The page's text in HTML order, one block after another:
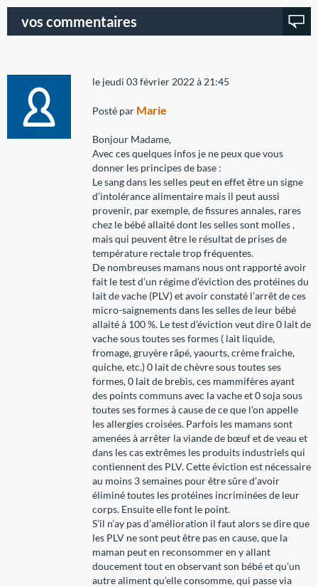
vos commentaires
le jeudi 03 février 2022 à 21:45
Posté par Marie
Bonjour Madame,
Avec ces quelques infos je ne peux que vous
donner les principes de base :
Le sang dans les selles peut en effet être un signe
d’intolérance alimentaire mais il peut aussi
provenir, par exemple, de fissures annales, rares
chez le bébé allaité dont les selles sont molles ,
mais qui peuvent être le résultat de prises de
température rectale trop fréquentes.
De nombreuses mamans nous ont rapporté avoir
fait le test d’un régime d’éviction des protéines du
lait de vache (PLV) et avoir constaté l’arrêt de ces
micro-saignements dans les selles de leur bébé
allaité à 100 %. Le test d’éviction veut dire 0 lait de
vache sous toutes ses formes ( lait liquide,
fromage, gruyère râpé, yaourts, crème fraiche,
quiche, etc.) 0 lait de chèvre sous toutes ses
formes, 0 lait de brebis, ces mammifères ayant
des points communs avec la vache et 0 soja sous
toutes ses formes à cause de ce que l’on appelle
les allergies croisées. Parfois les mamans sont
amenées à arrêter la viande de bœuf et de veau et
dans les cas extrêmes les produits industriels qui
contiennent des PLV. Cette éviction est nécessaire
au moins 3 semaines pour être sûre d’avoir
éliminé toutes les protéines incriminées de leur
corps. Ensuite elle font le point.
S’il n’ay pas d’amélioration il faut alors se dire que
les PLV ne sont peut être pas en cause, que la
maman peut en reconsommer en y allant
doucement tout en observant son bébé et qu’un
autre aliment qu’elle consomme, qui passe via